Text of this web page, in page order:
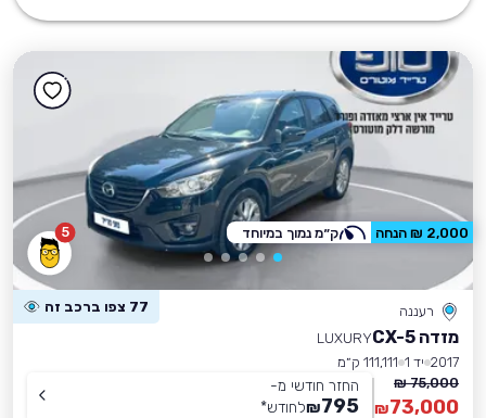
5
רעננה 77 צפו ברכב זה
מזדה CX-5
LUXURY
2017 יד 1
111,111 ק״מ
75,000 ₪
73,000
₪
החזר חודשי מ-
795
₪לחודש*
2,000 ₪ הנחה ק״מ נמוך במיוחד